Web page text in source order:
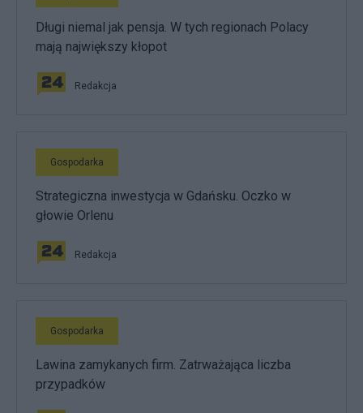
Długi niemal jak pensja. W tych regionach Polacy
mają największy kłopot
Redakcja
Gospodarka
Strategiczna inwestycja w Gdańsku. Oczko w
głowie Orlenu
Redakcja
Gospodarka
Lawina zamykanych firm. Zatrważająca liczba
przypadków